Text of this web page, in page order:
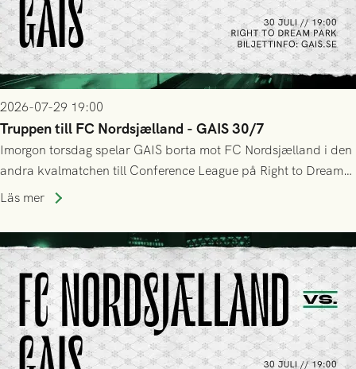
2026-07-29 19:00
Truppen till FC Nordsjælland - GAIS 30/7
Imorgon torsdag spelar GAIS borta mot FC Nordsjælland i den
andra kvalmatchen till Conference League på Right to Dream
Park! Fredrik Holmberg och ledarstaben har tagit ut följande
Läs mer